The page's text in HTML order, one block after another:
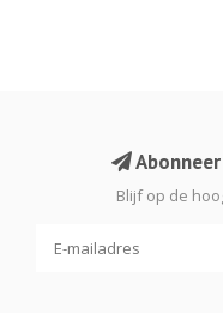
Blijf op de